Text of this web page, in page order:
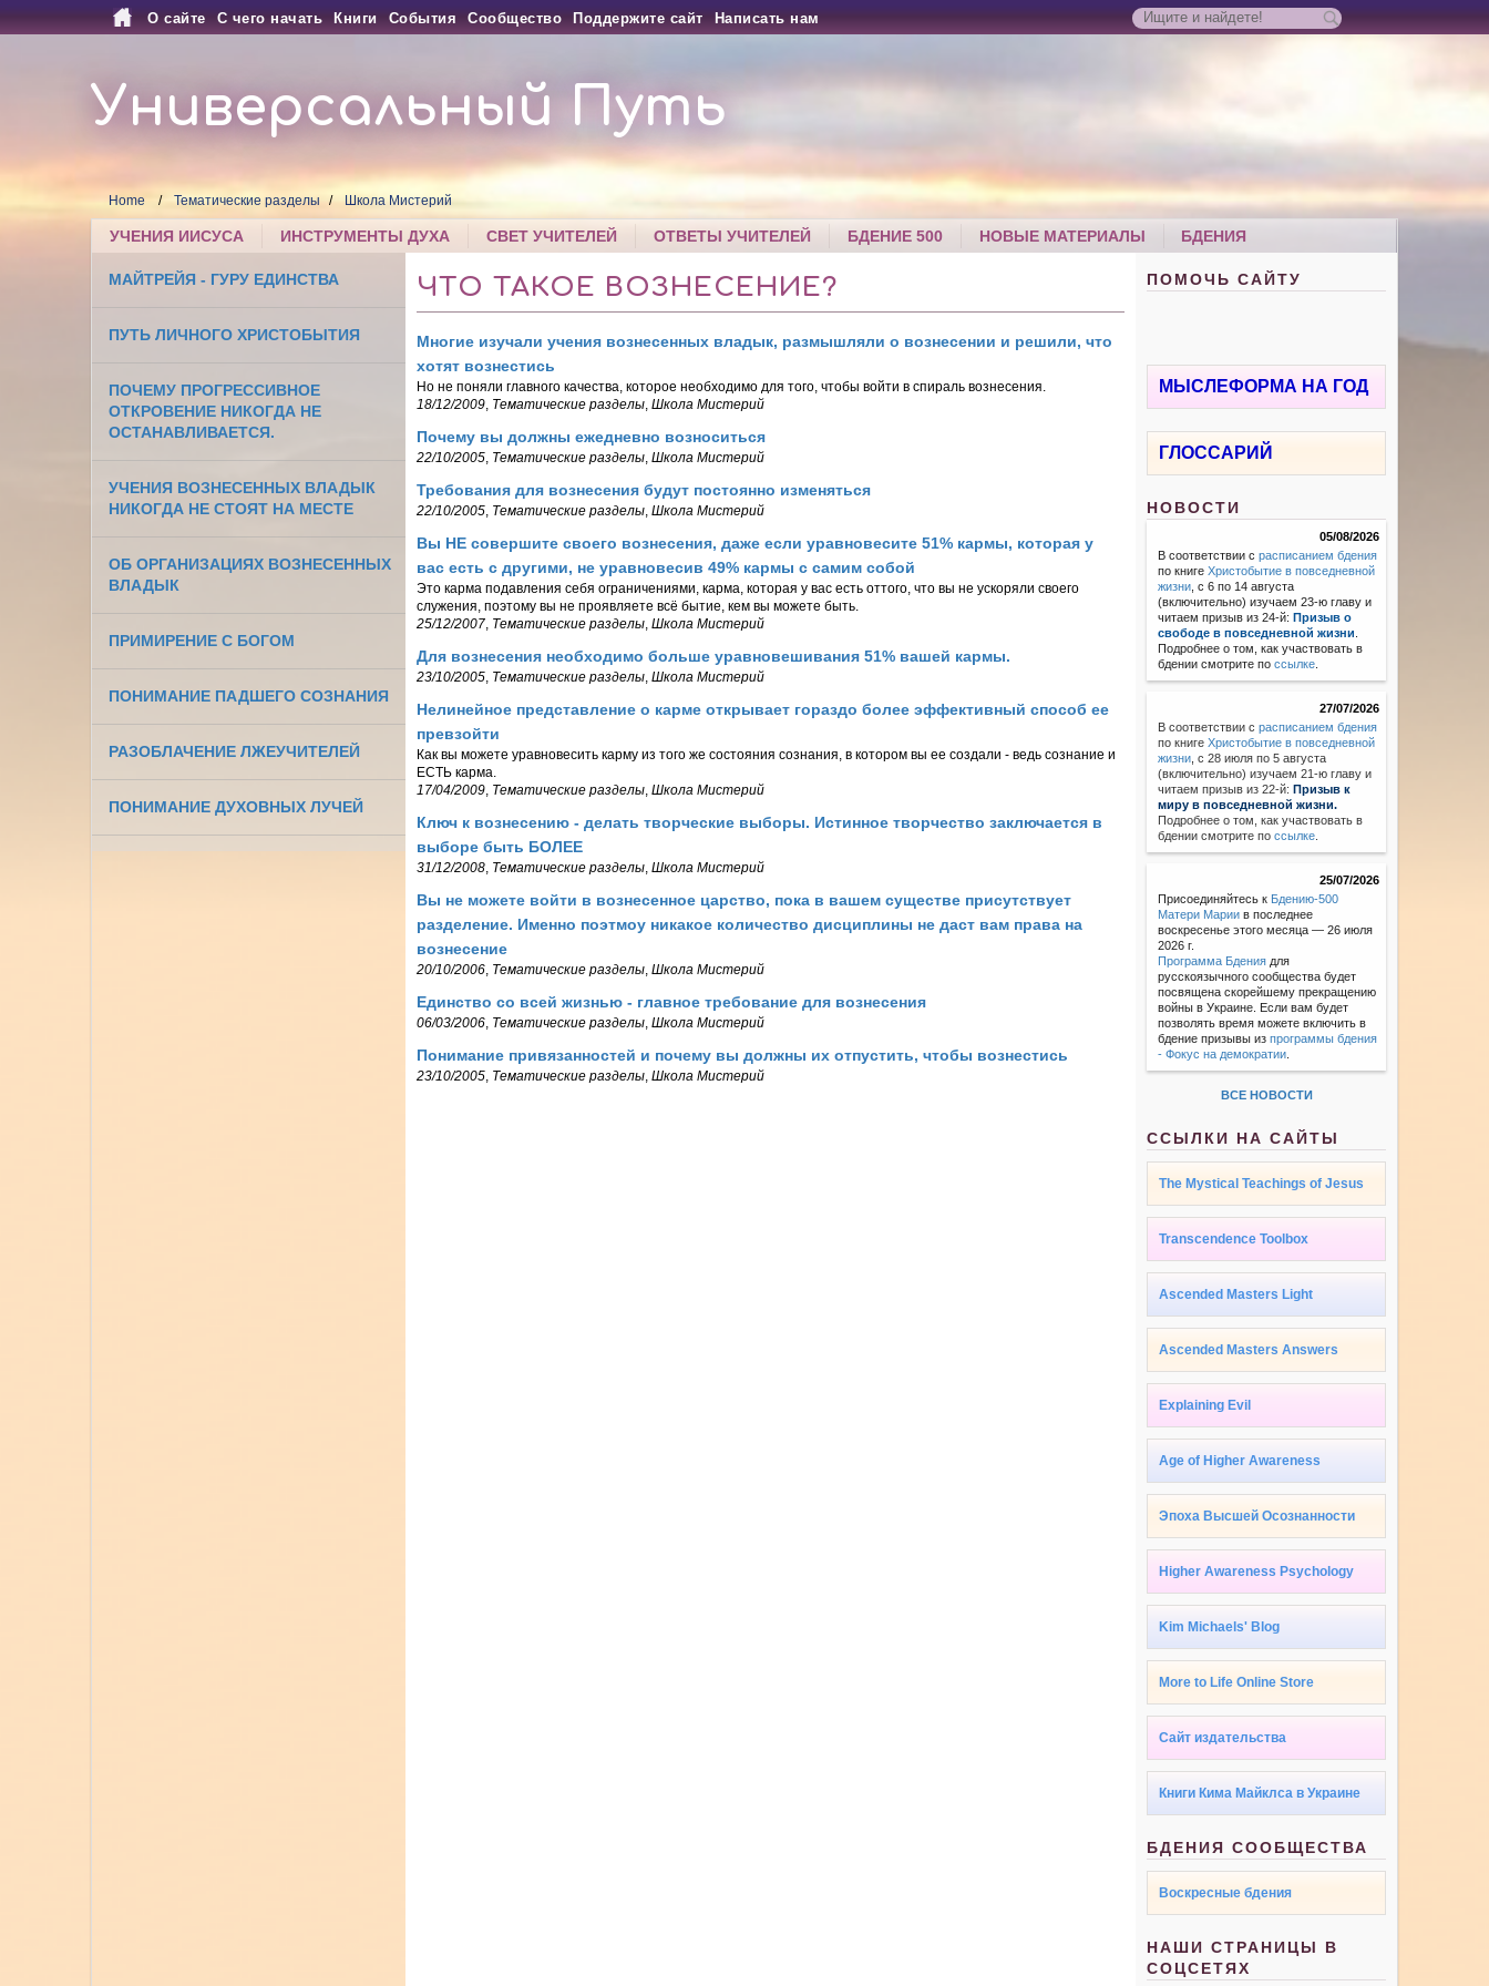
О сайте С чего начать Книги События Сообщество Поддержите сайт Написать нам
Универсальный Путь
Home Тематические разделы Школа Мистерий
УЧЕНИЯ ИИСУСА ИНСТРУМЕНТЫ ДУХА СВЕТ УЧИТЕЛЕЙ ОТВЕТЫ УЧИТЕЛЕЙ БДЕНИЕ 500 НОВЫЕ МАТЕРИАЛЫ БДЕНИЯ
МАЙТРЕЙЯ - ГУРУ ЕДИНСТВА
ПУТЬ ЛИЧНОГО ХРИСТОБЫТИЯ
ПОЧЕМУ ПРОГРЕССИВНОЕ
ОТКРОВЕНИЕ НИКОГДА НЕ
ОСТАНАВЛИВАЕТСЯ.
УЧЕНИЯ ВОЗНЕСЕННЫХ ВЛАДЫК
НИКОГДА НЕ СТОЯТ НА МЕСТЕ
ОБ ОРГАНИЗАЦИЯХ ВОЗНЕСЕННЫХ
ВЛАДЫК
ПРИМИРЕНИЕ С БОГОМ
ПОНИМАНИЕ ПАДШЕГО СОЗНАНИЯ
РАЗОБЛАЧЕНИЕ ЛЖЕУЧИТЕЛЕЙ
ПОНИМАНИЕ ДУХОВНЫХ ЛУЧЕЙ
ЧТО ТАКОЕ ВОЗНЕСЕНИЕ?
Многие изучали учения вознесенных владык, размышляли о вознесении и решили, что
хотят вознестись
Но не поняли главного качества, которое необходимо для того, чтобы войти в спираль вознесения.
18/12/2009, Тематические разделы, Школа Мистерий
Почему вы должны ежедневно возноситься
22/10/2005, Тематические разделы, Школа Мистерий
Требования для вознесения будут постоянно изменяться
22/10/2005, Тематические разделы, Школа Мистерий
Вы НЕ совершите своего вознесения, даже если уравновесите 51% кармы, которая у
вас есть с другими, не уравновесив 49% кармы с самим собой
Это карма подавления себя ограничениями, карма, которая у вас есть оттого, что вы не ускоряли своего
служения, поэтому вы не проявляете всё бытие, кем вы можете быть.
25/12/2007, Тематические разделы, Школа Мистерий
Для вознесения необходимо больше уравновешивания 51% вашей кармы.
23/10/2005, Тематические разделы, Школа Мистерий
Нелинейное представление о карме открывает гораздо более эффективный способ ее
превзойти
Как вы можете уравновесить карму из того же состояния сознания, в котором вы ее создали - ведь сознание и
ЕСТЬ карма.
17/04/2009, Тематические разделы, Школа Мистерий
Ключ к вознесению - делать творческие выборы. Истинное творчество заключается в
выборе быть БОЛЕЕ
31/12/2008, Тематические разделы, Школа Мистерий
Вы не можете войти в вознесенное царство, пока в вашем существе присутствует
разделение. Именно поэтмоу никакое количество дисциплины не даст вам права на
вознесение
20/10/2006, Тематические разделы, Школа Мистерий
Единство со всей жизнью - главное требование для вознесения
06/03/2006, Тематические разделы, Школа Мистерий
Понимание привязанностей и почему вы должны их отпустить, чтобы вознестись
23/10/2005, Тематические разделы, Школа Мистерий
ПОМОЧЬ САЙТУ
МЫСЛЕФОРМА НА ГОД
ГЛОССАРИЙ
НОВОСТИ
05/08/2026
В соответствии срасписанием бдения
по книгеХристобытие в повседневной
жизни , с 6 по 14 августа
(включительно) изучаем 23-ю главу и
читаем призыв из 24-й: Призыв о
свободе в повседневной жизни
Подробнее о том, как участвовать в
бдении смотрите поссылке
27/07/2026
В соответствии с расписанием бдения
по книгеХристобытие в повседневной
жизни с 28 июля по 5 августа
(включительно) изучаем 21-ю главу и
читаем призыв из 22-й: Призыв к
миру в повседневной жизни.
Подробнее о том, как участвовать в
бдении смотрите поссылке
25/07/2026
Присоединяйтесь к Бдению-500
Матери Марии в последнее
воскресенье этого месяца — 26 июля
2026 г.
Программа Бдения для
русскоязычного сообщества будет
посвящена скорейшему прекращению
войны в Украине. Если вам будет
позволять время можете включить в
бдение призывы изпрограммы бдения
- Фокус на демократии
ВСЕ НОВОСТИ
ССЫЛКИ НА САЙТЫ
The Mystical Teachings of Jesus
Transcendence Toolbox
Ascended Masters Light
Ascended Masters Answers
Explaining Evil
Age of Higher Awareness
Эпоха Высшей Осознанности
Higher Awareness Psychology
Kim Michaels' Blog
More to Life Online Store
Сайт издательства
Книги Кима Майклса в Украине
БДЕНИЯ СООБЩЕСТВА
Воскресные бдения
НАШИ СТРАНИЦЫ В
СОЦСЕТЯХ